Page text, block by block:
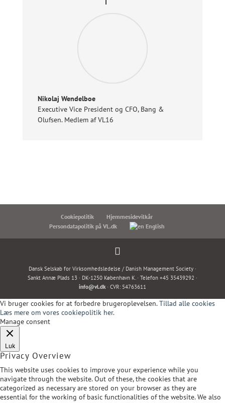
Nikolaj Wendelboe
Executive Vice President og CFO, Bang &
Olufsen. Medlem af VL16
Cookiepolitik
Hjemmesidevilkår
Persondatapolitik på VL.dk
English
Dansk Selskab for Virksomhedsledelse / Danish Management Society ·
Sankt Annæ Plads 13 · DK-1250 København K. · Telefon +45 35439292 ·
info@vl.dk· CVR: 54763611
Vi bruger cookies for at forbedre brugeroplevelsen.Tillad alle cookies
Læs mere om vores cookiepolitik her.
Manage consent
Luk
Privacy Overview
This website uses cookies to improve your experience while you
navigate through the website. Out of these, the cookies that are
categorized as necessary are stored on your browser as they are
essential for the working of basic functionalities of the website. We also